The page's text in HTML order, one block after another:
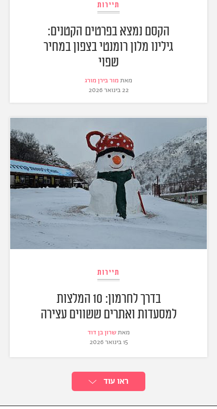
תיירות
הקסם נמצא בפרטים הקטנים:
גילינו מלון רומנטי בצפון במחיר
שפוי
מאת מור בירן מורג
22 בינואר 2026
תיירות
בדרך לחרמון: 10 המלצות
למסעדות ואתרים ששווים עצירה
מאתשרון בן דוד
15 בינואר 2026
ראו עוד